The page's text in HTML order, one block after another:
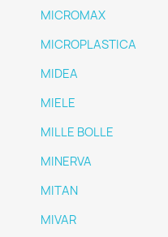
MICROMAX
MICROPLASTICA
MIDEA
MIELE
MILLE BOLLE
MINERVA
MITAN
MIVAR